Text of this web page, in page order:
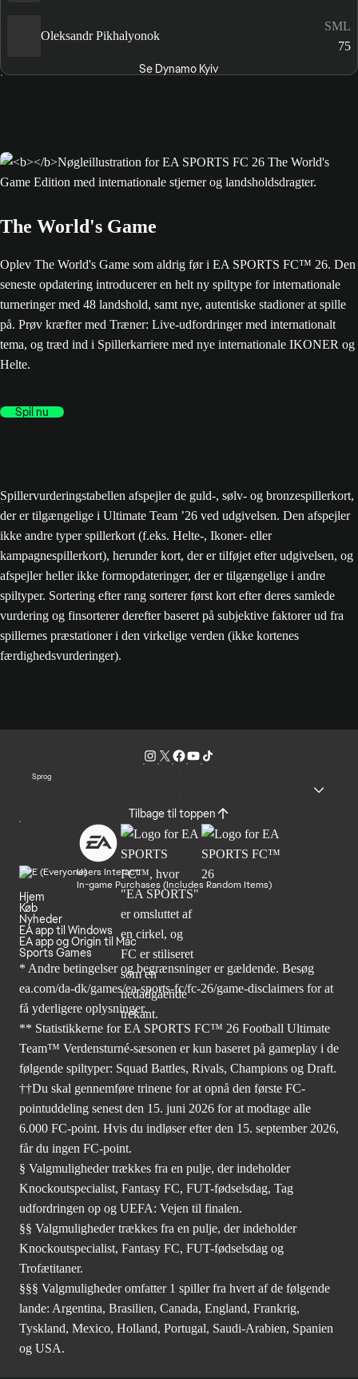
Oleksandr Pikhalyonok
SML
75
Se Dynamo Kyiv
The World's Game
Oplev The World's Game som aldrig før i EA SPORTS FC™ 26. Den
seneste opdatering introducerer en helt ny spiltype for internationale
turneringer med 48 landshold, samt nye, autentiske stadioner at spille
på. Prøv kræfter med Træner: Live-udfordringer med internationalt
tema, og træd ind i Spillerkarriere med nye internationale IKONER og
Helte.
Spil nu
Spillervurderingstabellen afspejler de guld-, sølv- og bronzespillerkort,
der er tilgængelige i Ultimate Team ’26 ved udgivelsen. Den afspejler
ikke andre typer spillerkort (f.eks. Helte-, Ikoner- eller
kampagnespillerkort), herunder kort, der er tilføjet efter udgivelsen, og
afspejler heller ikke formopdateringer, der er tilgængelige i andre
spiltyper. Sortering efter rang sorterer først kort efter deres samlede
vurdering og finsorterer derefter baseret på subjektive faktorer ud fra
spillernes præstationer i den virkelige verden (ikke kortenes
færdighedsvurderinger).
Sprog
Tilbage til toppen
Users Interact
In-game Purchases (Includes Random Items)
Hjem
Køb
Nyheder
EA app til Windows
EA app og Origin til Mac
Sports Games
* Andre betingelser og begrænsninger er gældende. Besøg
ea.com/da-dk/games/ea-sports-fc/fc-26/game-disclaimers for at
få yderligere oplysninger.
** Statistikkerne for EA SPORTS FC™ 26 Football Ultimate
Team™ Verdensturné-sæsonen er kun baseret på gameplay i de
følgende spiltyper: Squad Battles, Rivals, Champions og Draft.
††Du skal gennemføre trinene for at opnå den første FC-
pointuddeling senest den 15. juni 2026 for at modtage alle
6.000 FC-point. Hvis du indløser efter den 15. september 2026,
får du ingen FC-point.
§ Valgmuligheder trækkes fra en pulje, der indeholder
Knockoutspecialist, Fantasy FC, FUT-fødselsdag, Tag
udfordringen op og UEFA: Vejen til finalen.
§§ Valgmuligheder trækkes fra en pulje, der indeholder
Knockoutspecialist, Fantasy FC, FUT-fødselsdag og
Trofætitaner.
§§§ Valgmuligheder omfatter 1 spiller fra hvert af de følgende
lande: Argentina, Brasilien, Canada, England, Frankrig,
Tyskland, Mexico, Holland, Portugal, Saudi-Arabien, Spanien
og USA.